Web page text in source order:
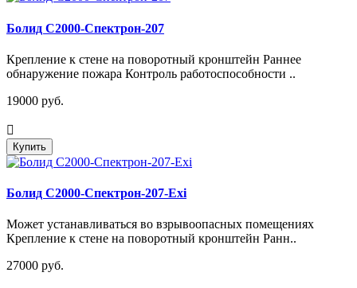
Болид С2000-Спектрон-207
Крепление к стене на поворотный кронштейн Раннее
обнаружение пожара Контроль работоспособности ..
19000 руб.
Купить
Болид С2000-Спектрон-207-Exi
Может устанавливаться во взрывоопасных помещениях
Крепление к стене на поворотный кронштейн Ранн..
27000 руб.